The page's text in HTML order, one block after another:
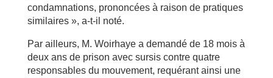
condamnations, prononcées à raison de pratiques
similaires », a-t-il noté.
Par ailleurs, M. Woirhaye a demandé de 18 mois à
deux ans de prison avec sursis contre quatre
responsables du mouvement, requérant ainsi une